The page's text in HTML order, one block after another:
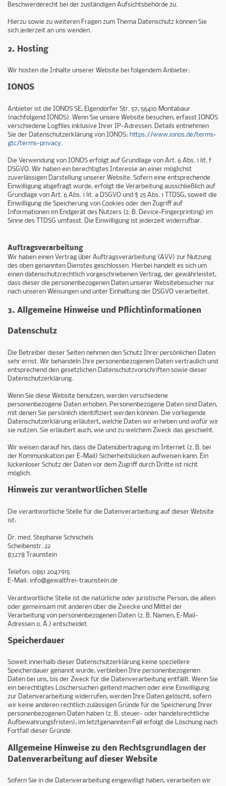
Beschwerderecht bei der zuständigen Aufsichtsbehörde zu.
Hierzu sowie zu weiteren Fragen zum Thema Datenschutz können Sie
sich jederzeit an uns wenden.
2. Hosting
Wir hosten die Inhalte unserer Website bei folgendem Anbieter:
IONOS
Anbieter ist die IONOS SE, Elgendorfer Str. 57, 56410 Montabaur
(nachfolgend IONOS). Wenn Sie unsere Website besuchen, erfasst IONOS
verschiedene Logfiles inklusive Ihrer IP-Adressen. Details entnehmen
Sie der Datenschutzerklärung von IONOS: https://www.ionos.de/terms-
gtc/terms-privacy.
Die Verwendung von IONOS erfolgt auf Grundlage von Art. 6 Abs. 1 lit. f
DSGVO. Wir haben ein berechtigtes Interesse an einer möglichst
zuverlässigen Darstellung unserer Website. Sofern eine entsprechende
Einwilligung abgefragt wurde, erfolgt die Verarbeitung ausschließlich auf
Grundlage von Art. 6 Abs. 1 lit. a DSGVO und § 25 Abs. 1 TTDSG, soweit die
Einwilligung die Speicherung von Cookies oder den Zugriff auf
Informationen im Endgerät des Nutzers (z. B. Device-Fingerprinting) im
Sinne des TTDSG umfasst. Die Einwilligung ist jederzeit widerrufbar.
Auftragsverarbeitung
Wir haben einen Vertrag über Auftragsverarbeitung (AVV) zur Nutzung
des oben genannten Dienstes geschlossen. Hierbei handelt es sich um
einen datenschutzrechtlich vorgeschriebenen Vertrag, der gewährleistet,
dass dieser die personenbezogenen Daten unserer Websitebesucher nur
nach unseren Weisungen und unter Einhaltung der DSGVO verarbeitet.
3. Allgemeine Hinweise und Pflicht­informationen
Datenschutz
Die Betreiber dieser Seiten nehmen den Schutz Ihrer persönlichen Daten
sehr ernst. Wir behandeln Ihre personenbezogenen Daten vertraulich und
entsprechend den gesetzlichen Datenschutzvorschriften sowie dieser
Datenschutzerklärung.
Wenn Sie diese Website benutzen, werden verschiedene
personenbezogene Daten erhoben. Personenbezogene Daten sind Daten,
mit denen Sie persönlich identifiziert werden können. Die vorliegende
Datenschutzerklärung erläutert, welche Daten wir erheben und wofür wir
sie nutzen. Sie erläutert auch, wie und zu welchem Zweck das geschieht.
Wir weisen darauf hin, dass die Datenübertragung im Internet (z. B. bei
der Kommunikation per E-Mail) Sicherheitslücken aufweisen kann. Ein
lückenloser Schutz der Daten vor dem Zugriff durch Dritte ist nicht
möglich.
Hinweis zur verantwortlichen Stelle
Die verantwortliche Stelle für die Datenverarbeitung auf dieser Website
ist:
Dr. med. Stephanie Schnichels
Scheibenstr. 22
83278 Traunstein
Telefon: 0861 2047915
E-Mail: info@gewaltfrei-traunstein.de
Verantwortliche Stelle ist die natürliche oder juristische Person, die allein
oder gemeinsam mit anderen über die Zwecke und Mittel der
Verarbeitung von personenbezogenen Daten (z. B. Namen, E-Mail-
Adressen o. Ä.) entscheidet.
Speicherdauer
Soweit innerhalb dieser Datenschutzerklärung keine speziellere
Speicherdauer genannt wurde, verbleiben Ihre personenbezogenen
Daten bei uns, bis der Zweck für die Datenverarbeitung entfällt. Wenn Sie
ein berechtigtes Löschersuchen geltend machen oder eine Einwilligung
zur Datenverarbeitung widerrufen, werden Ihre Daten gelöscht, sofern
wir keine anderen rechtlich zulässigen Gründe für die Speicherung Ihrer
personenbezogenen Daten haben (z. B. steuer- oder handelsrechtliche
Aufbewahrungsfristen); im letztgenannten Fall erfolgt die Löschung nach
Fortfall dieser Gründe.
Allgemeine Hinweise zu den Rechtsgrundlagen der
Datenverarbeitung auf dieser Website
Sofern Sie in die Datenverarbeitung eingewilligt haben, verarbeiten wir